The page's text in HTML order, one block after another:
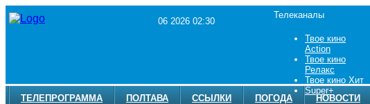
06 2026 02:30
Телеканалы
Твое кино
Action
Твое кино
Релакс
Твое кино Хит
Super+
ТЕЛЕПРОГРАММА
ПОЛТАВА ССЫЛКИ ПОГОДА НОВОСТИ